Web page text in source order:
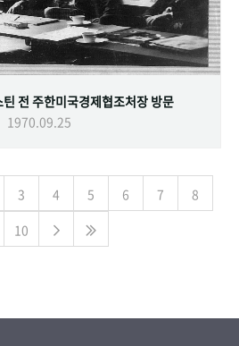
전 주한미국경제협조처장 방문
1970.09.25
3 4 5 6 7
8
10